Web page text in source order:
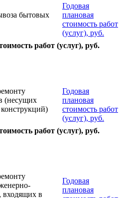
бытовых
Годовая
плановая
стоимость работ
(услуг), руб.
работ (услуг), руб.
(несущих
Годовая
плановая
стоимость работ
(услуг), руб.
работ (услуг), руб.
входящих в
Годовая
плановая